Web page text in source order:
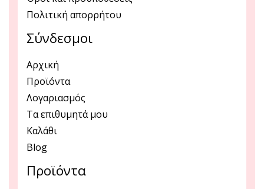
Πολιτική απορρήτου
Σύνδεσμοι
Αρχική
Προϊόντα
Λογαριασμός
Τα επιθυμητά μου
Καλάθι
Blog
Προϊόντα